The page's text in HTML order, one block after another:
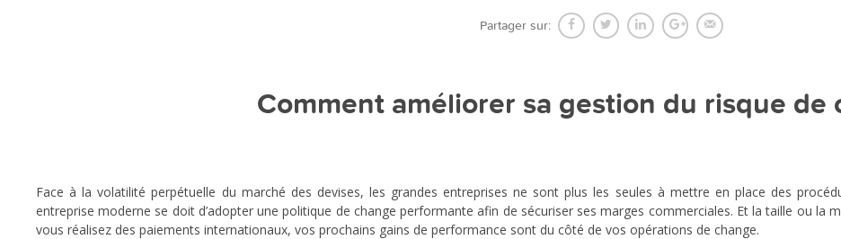
Partager sur:
Comment améliorer sa gestion du risque de
Face à la volatilité perpétuelle du marché des devises, les grandes entreprises ne sont plus les seules à mettre en place des
entreprise moderne se doit d’adopter une politique de change performante afin de sécuriser ses marges commerciales. Et la taille ou la
vous réalisez des paiements internationaux, vos prochains gains de performance sont du côté de vos opérations de change.